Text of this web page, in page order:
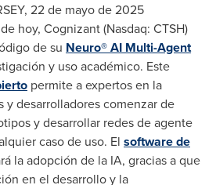
, 22 de mayo de 2025
hoy, Cognizant (Nasdaq: CTSH)
de su Neuro® AI Multi-Agent
y uso académico. Este
permite a expertos en la
y desarrolladores comenzar de
y desarrollar redes de agente
caso de uso. El software de
la adopción de la IA, gracias a que
en el desarrollo y la